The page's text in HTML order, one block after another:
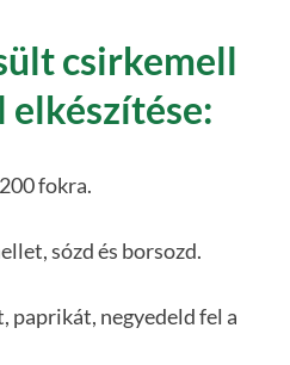
csirkemell
elkészítése:
fokra.
sózd és borsozd.
paprikát, negyedeld fel a